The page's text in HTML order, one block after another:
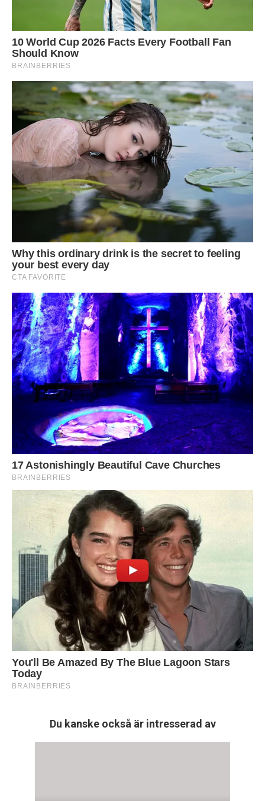
Du kanske också är intresserad av